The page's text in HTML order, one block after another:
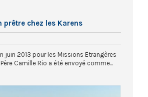
prêtre chez les Karens
juin 2013 pour les Missions Etrangères
Père Camille Rio a été envoyé comme...